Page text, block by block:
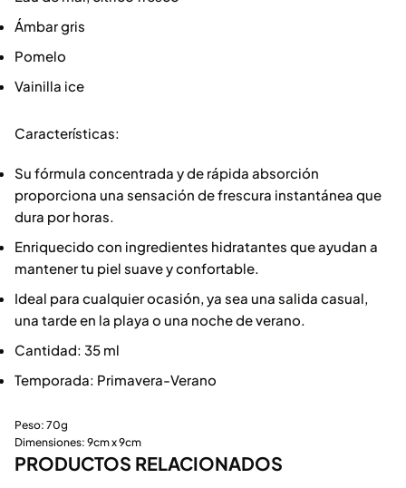
Ámbar gris
Pomelo
Vainilla ice
Características:
Su fórmula concentrada y de rápida absorción
proporciona una sensación de frescura instantánea que
dura por horas.
Enriquecido con ingredientes hidratantes que ayudan a
mantener tu piel suave y confortable.
Ideal para cualquier ocasión, ya sea una salida casual,
una tarde en la playa o una noche de verano.
Cantidad: 35 ml
Temporada: Primavera-Verano
Peso: 70g
Dimensiones: 9cm x 9cm
PRODUCTOS RELACIONADOS